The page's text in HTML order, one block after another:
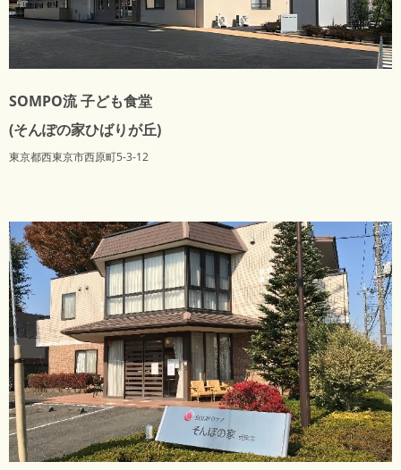
SOMPO流 子ども食堂
(そんぽの家ひばりが丘)
東京都西東京市西原町5-3-12